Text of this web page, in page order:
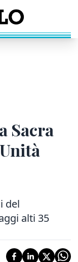
Sacra
del
alti 35